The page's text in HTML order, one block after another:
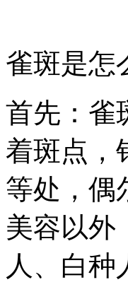
雀斑是怎
首先：雀
着斑点，
等处，偶
美容以外
人、白